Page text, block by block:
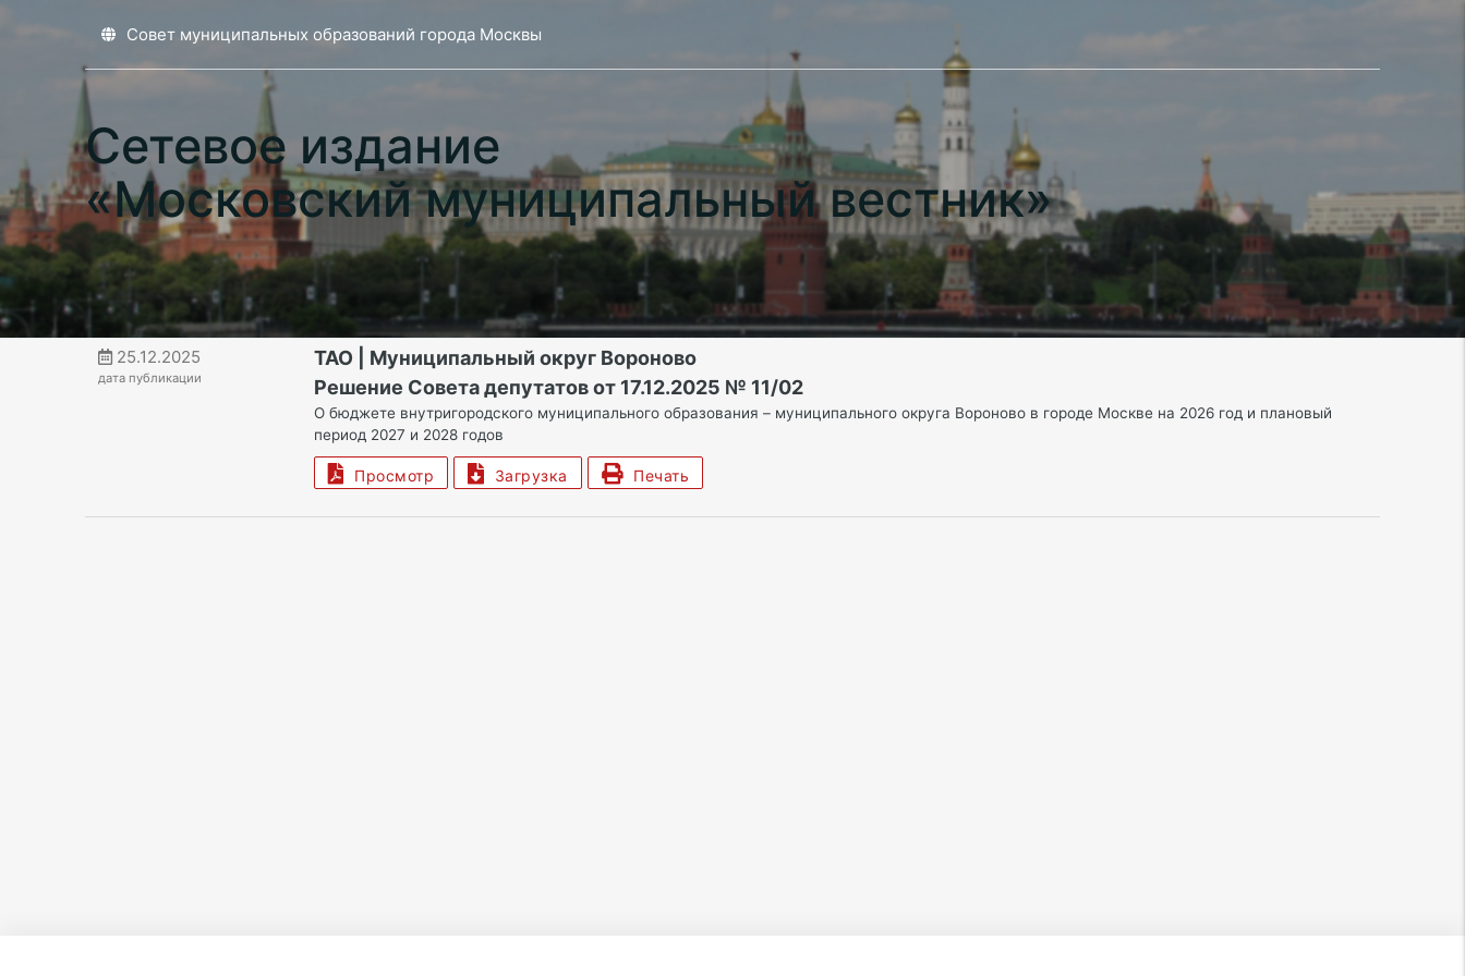
Совет муниципальных образований города Москвы
Сетевое издание
«Московский муниципальный вестник»
25.12.2025
дата публикации
ТАО | Муниципальный округ Вороново
Решение Совета депутатов от 17.12.2025 № 11/02
О бюджете внутригородского муниципального образования – муниципального округа Вороново в городе Москве на 2026 год и плановый
период 2027 и 2028 годов
Просмотр Загрузка Печать